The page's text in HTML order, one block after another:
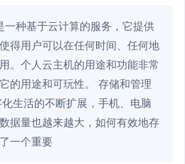
一种基于云计算的服务，它提供
得用户可以在任何时间、任何地
。个人云主机的用途和功能非常
的用途和可玩性。 存储和管理
生活的不断扩展，手机、电脑
据量也越来越大，如何有效地存
一个重要